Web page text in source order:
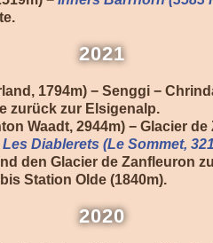
2021
1794m) − Senggi −
zurück zur Elsigenalp.
Waadt, 2944m) − Glacier
Les Diablerets (Le Sommet,
den Glacier de Zanfleuron
Station Olde (1840m).
2020